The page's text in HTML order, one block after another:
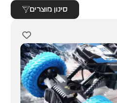
סינון מוצרים